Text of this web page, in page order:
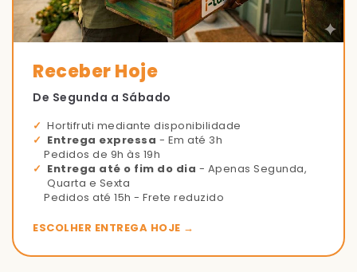
Receber Hoje
De Segunda a Sábado
Hortifruti mediante disponibilidade
Entrega expressa - Em até 3h
Pedidos de 9h às 19h
Entrega até o fim do dia - Apenas Segunda,
Quarta e Sexta
Pedidos até 15h - Frete reduzido
ESCOLHER ENTREGA HOJE →